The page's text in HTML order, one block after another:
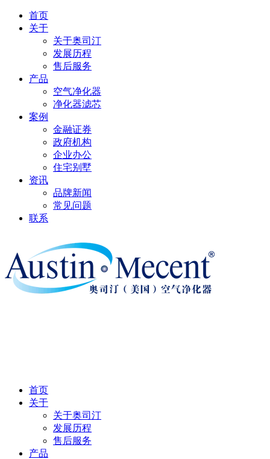
首页
关于
关于奥司汀
发展历程
售后服务
产品
空气净化器
净化器滤芯
案例
金融证券
政府机构
企业办公
住宅别墅
资讯
品牌新闻
常见问题
联系
首页
关于
关于奥司汀
发展历程
售后服务
产品